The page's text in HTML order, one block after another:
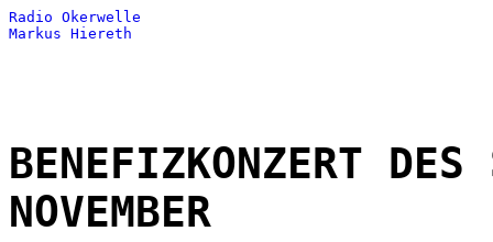
Radio Okerwelle
Markus Hiereth
BENEFIZKONZERT
NOVEMBER